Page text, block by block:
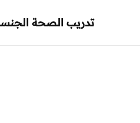
تدريب الصحة